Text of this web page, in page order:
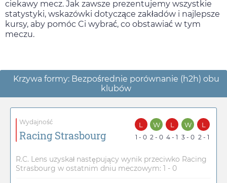
ciekawy mecz. Jak zawsze prezentujemy wszystkie
statystyki, wskazówki dotyczące zakładów i najlepsze
kursy, aby pomóc Ci wybrać, co obstawiać w tym
meczu.
Krzywa formy: Bezpośrednie porównanie (h2h) obu
klubów
Wydajność
Racing Strasbourg
L
1 - 0
W
2 - 0
L
4 - 1
W
3 - 0
L
2 - 1
R.C. Lens uzyskał następujący wynik przeciwko Racing
Strasbourg w ostatnim dniu meczowym: 1 - 0